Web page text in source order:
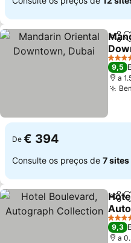
5
9,5
a
De € 394
Consulte os preços de 7 sites
4
9,3
a